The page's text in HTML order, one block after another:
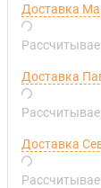
Доставка
Доставка
Доставка